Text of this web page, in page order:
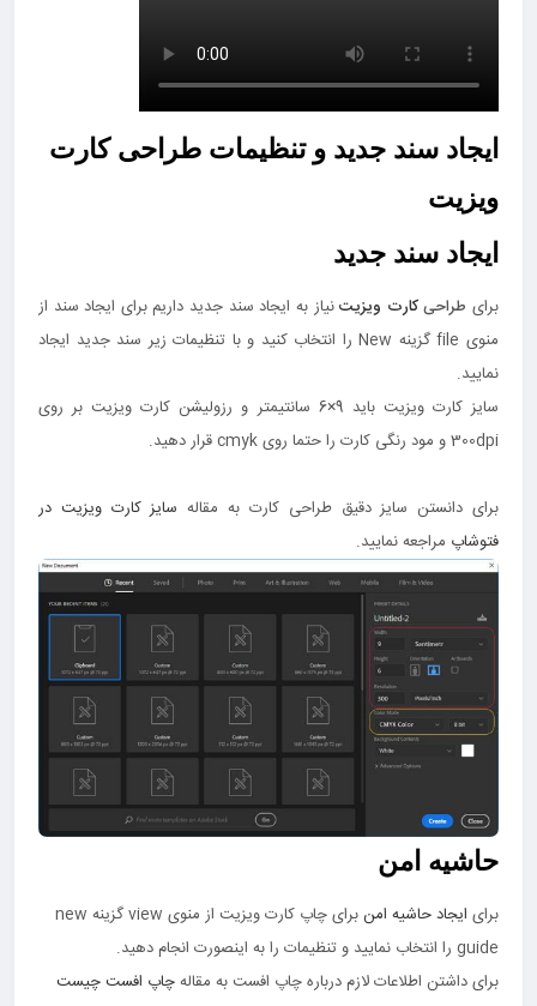
ایجاد سند جدید و تنظیمات طراحی کارت
ویزیت
ایجاد سند جدید
برایطراحیکارت ویزیتنیاز به ایجاد سند جدید داریم برای ایجاد سند از
منوی file گزینه New را انتخاب کنید و با تنظیمات زیر سند جدید ایجاد
نمایید.
سایز کارت ویزیت باید 9×6 سانتیمتر و رزولیشن کارت ویزیت بر روی
300dpi و مود رنگی کارت را حتما روی cmyk قرار دهید.
برای دانستن سایز دقیق طراحی کارت به مقاله سایز کارت ویزیت در
فتوشاپ مراجعه نمایید.
حاشیه امن
برای ایجاد حاشیه امن
برای چاپ کارت ویزیت از منوی view گزینه new
guide را انتخاب نمایید و تنظیمات را به اینصورت انجام دهید.
برای داشتن اطلاعات لازم درباره چاپ افست به مقالهچاپ افست چیست